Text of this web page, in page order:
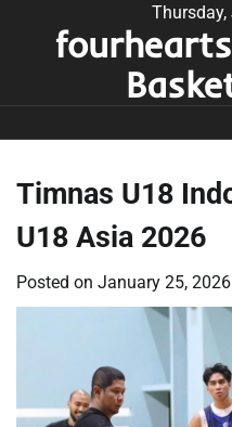
Timnas U18
U18 Asia 2026
Posted on January 25, 2026